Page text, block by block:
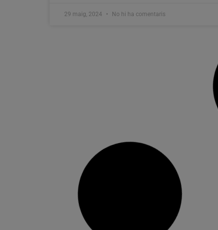
29 maig, 2024 No hi ha comentaris
La Pobla de Farnals acull la VIII
Trobada de Consells de
Participació Infantil i Adolescent de
la província de València
Més de 140 xiquets i xiquetes es donaran cita
aquest dissabte a La Pobla de Farnals Amb la